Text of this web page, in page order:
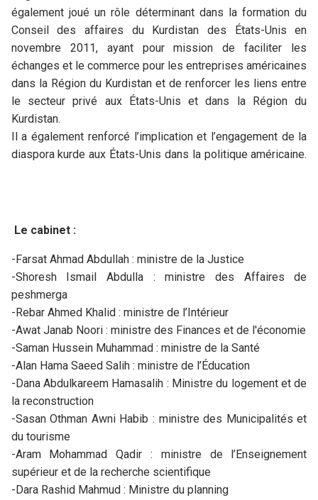
également joué un rôle déterminant dans la formation du
Conseil des affaires du Kurdistan des États-Unis en
novembre 2011, ayant pour mission de faciliter les
échanges et le commerce pour les entreprises américaines
dans la Région du Kurdistan et de renforcer les liens entre
le secteur privé aux États-Unis et dans la Région du
Kurdistan.
Il a également renforcé l’implication et l’engagement de la
diaspora kurde aux États-Unis dans la politique américaine.
Le cabinet :
-Farsat Ahmad Abdullah : ministre de la Justice
-Shoresh Ismail Abdulla : ministre des Affaires de
peshmerga
-Rebar Ahmed Khalid : ministre de l’Intérieur
-Awat Janab Noori : ministre des Finances et de l'économie
-Saman Hussein Muhammad : ministre de la Santé
-Alan Hama Saeed Salih : ministre de l’Éducation
-Dana Abdulkareem Hamasalih : Ministre du logement et de
la reconstruction
-Sasan Othman Awni Habib : ministre des Municipalités et
du tourisme
-Aram Mohammad Qadir : ministre de l’Enseignement
supérieur et de la recherche scientifique
-Dara Rashid Mahmud : Ministre du planning